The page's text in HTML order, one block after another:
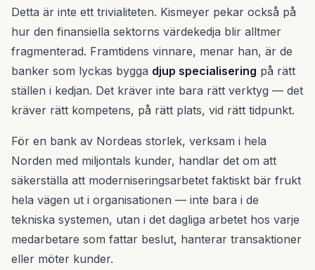
Detta är inte ett trivialiteten. Kismeyer pekar också på
hur den finansiella sektorns värdekedja blir alltmer
fragmenterad. Framtidens vinnare, menar han, är de
banker som lyckas bygga djup specialisering på rätt
ställen i kedjan. Det kräver inte bara rätt verktyg — det
kräver rätt kompetens, på rätt plats, vid rätt tidpunkt.
För en bank av Nordeas storlek, verksam i hela
Norden med miljontals kunder, handlar det om att
säkerställa att moderniseringsarbetet faktiskt bär frukt
hela vägen ut i organisationen — inte bara i de
tekniska systemen, utan i det dagliga arbetet hos varje
medarbetare som fattar beslut, hanterar transaktioner
eller möter kunder.